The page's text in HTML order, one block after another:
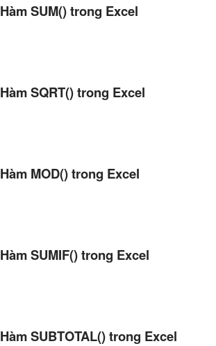
Hàm SUM() trong Excel
Hàm SQRT() trong Excel
Hàm MOD() trong Excel
Hàm SUMIF() trong Excel
Hàm SUBTOTAL() trong Excel